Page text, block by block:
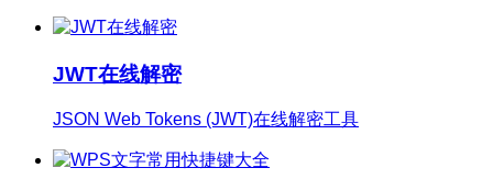
JWT在线解密
JSON Web Tokens (JWT)在线解密工具